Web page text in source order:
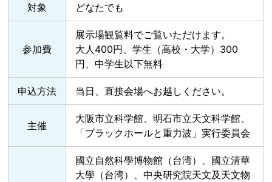
対象 どなたでも
参加費
展示場観覧料でご覧いただけます。
大人400円、学生（高校・大学）300
円、中学生以下無料
申込方法 当日、直接会場へお越しください。
主催
大阪市立科学館、明石市立天文科学館、
「ブラックホールと重力波」実行委員会
國立自然科學博物館（台湾）、國立清華
大學（台湾）、中央研究院天文及天文物